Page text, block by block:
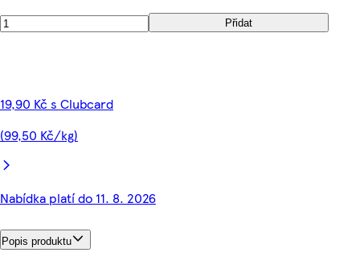
Přidat
19,90 Kč s Clubcard
(99,50 Kč/kg)
Nabídka platí do 11. 8. 2026
Popis produktu